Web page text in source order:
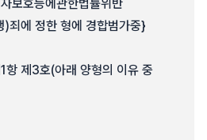
보호등에관한법률위반
)죄에 정한 형에 경합범가중}
제3호(아래 양형의 이유 중